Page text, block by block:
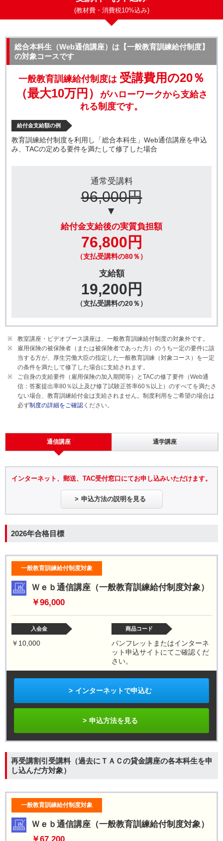
(教材費・消費税10%込み)
総合本科生（Web通信講座）は【一般教育訓練給付制度】
の対象コースです
一般教育訓練給付制度は 受講費用の20％
（最大10万円）
がハローワークから支給さ
れる制度です。
給付金支給額の例
教育訓練給付制度を利用し「総合本科生」Web通信講座を申込
み、TACの定める要件を満たして修了した場合
通常受講料
96,000円
給付金支給後の実質負担額
76,800円
（支払受講料の80％）
支給額
19,200円
（支払受講料の20％）
教室講座・ビデオブース講座は、一般教育訓練給付制度の対象外です。
雇用保険の被保険者（または被保険者であった方）のうち一定の要件に該
当する方が、厚生労働大臣の指定した一般教育訓練（対象コース）を一定
の条件を満たして修了した場合に支給されます。
ご自身の支給要件（雇用保険の加入期間等）とTACの修了要件（Web通
信： 答案提出率80％以上及び修了試験正答率60％ 以上 ）のすべてを満たさ
ない場合、教育訓練給付金は支給されません。制度利用をご希望の場合は
必ず制度の詳細をご確認 ください。
通信講座 通学講座
インターネット、郵送、TAC受付窓口にてお申し込みいただけます。
申込方法の説明を見る
2026年合格目標
一般教育訓練給付制度対象
Ｗｅｂ通信講座（一般教育訓練給付制度対象）
￥96,000
入会金
￥10,000
商品コード
パンフレットまたはインターネ
ット申込サイトにてご確認くだ
さい。
インターネットで申込む
申込方法を見る
再受講割引受講料（過去にＴＡＣの貸金講座の各本科生を申
し込んだ方対象）
一般教育訓練給付制度対象
Ｗｅｂ通信講座（一般教育訓練給付制度対象）